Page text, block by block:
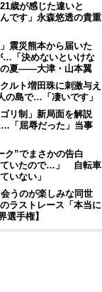
歳が感じた違いと
です」永森悠透の貴重
震災熊本から届いた
「決めないといけな
の夏――大津・山本翼
ルト増田珠に刺激与え
島で…「凄いです」
リ制」新局面を解説
「屈辱だった」当事
ク”でまさかの告白
ていたので…」 自転車
いない」
うのが楽しみな同世
ラストレース「本当に
選手権】